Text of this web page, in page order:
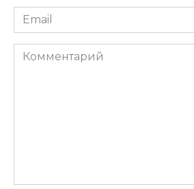
Email
*
Комментарий